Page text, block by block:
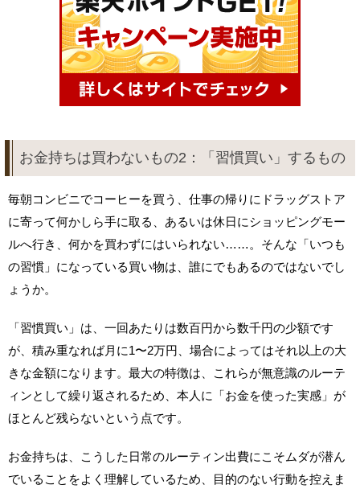
お金持ちは買わないもの2：「習慣買い」するもの
毎朝コンビニでコーヒーを買う、仕事の帰りにドラッグストア
に寄って何かしら手に取る、あるいは休日にショッピングモー
ルへ行き、何かを買わずにはいられない……。そんな「いつも
の習慣」になっている買い物は、誰にでもあるのではないでし
ょうか。
「習慣買い」は、一回あたりは数百円から数千円の少額です
が、積み重なれば月に1〜2万円、場合によってはそれ以上の大
きな金額になります。最大の特徴は、これらが無意識のルーテ
ィンとして繰り返されるため、本人に「お金を使った実感」が
ほとんど残らないという点です。
お金持ちは、こうした日常のルーティン出費にこそムダが潜ん
でいることをよく理解しているため、目的のない行動を控えま